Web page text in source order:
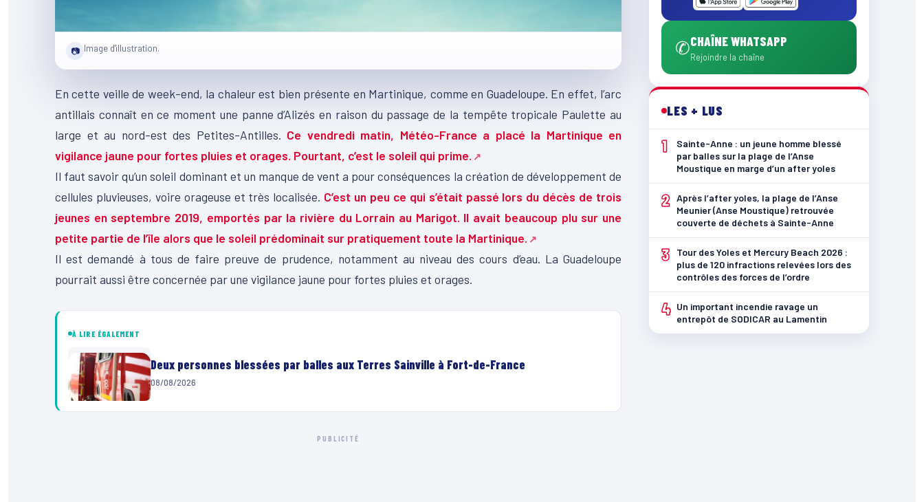
📷 Image d'illustration.
En cette veille de week-end, la chaleur est bien présente en Martinique, comme en Guadeloupe. En effet, l’arc
antillais connaît en ce moment une panne d’Alizés en raison du passage de la tempête tropicale Paulette au
large et au nord-est des Petites-Antilles. Ce vendredi matin, Météo-France a placé la Martinique en
vigilance jaune pour fortes pluies et orages. Pourtant, c’est le soleil qui prime.
Il faut savoir qu’un soleil dominant et un manque de vent a pour conséquences la création de développement de
cellules pluvieuses, voire orageuse et très localisée. C’est un peu ce qui s’était passé lors du décès de trois
jeunes en septembre 2019, emportés par la rivière du Lorrain au Marigot. Il avait beaucoup plu sur une
petite partie de l’île alors que le soleil prédominait sur pratiquement toute la Martinique.
Il est demandé à tous de faire preuve de prudence, notamment au niveau des cours d’eau. La Guadeloupe
pourrait aussi être concernée par une vigilance jaune pour fortes pluies et orages.
À LIRE ÉGALEMENT
Deux personnes blessées par balles aux Terres Sainville à Fort-de-France
08/08/2026
PUBLICITÉ
✆CHAÎNE WHATSAPP
Rejoindre la chaîne
LES + LUS
1
Sainte-Anne : un jeune homme blessé
par balles sur la plage de l’Anse
Moustique en marge d’un after yoles
2 Après l’after yoles, la plage de l’Anse
Meunier (Anse Moustique) retrouvée
couverte de déchets à Sainte-Anne
3
Tour des Yoles et Mercury Beach 2026 :
plus de 120 infractions relevées lors des
contrôles des forces de l’ordre
4 Un important incendie ravage un
entrepôt de SODICAR au Lamentin